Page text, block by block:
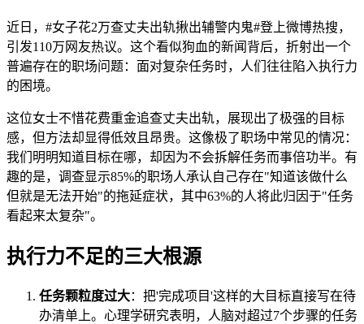
近日，#女子花2万查丈夫出轨揪出辅警内鬼#登上微博热搜，
引发110万网友热议。这个看似狗血的新闻背后，折射出一个
普遍存在的职场问题：面对复杂任务时，人们往往陷入执行力
的困境。
这位女士不惜花费重金追查丈夫出轨，展现出了极强的目标
感，但方法却显得低效且昂贵。这像极了职场中常见的情况：
我们明明知道目标在哪，却因为不会拆解任务而事倍功半。有
趣的是，调查显示85%的职场人承认自己存在"知道该做什么
但就是无法开始"的拖延症状，其中63%的人将此归因于"任务
看起来太复杂"。
执行力不足的三大根源
任务颗粒度过大：把'完成项目'这样的大目标直接写在待
办清单上。心理学研究表明，人脑对超过7个步骤的任务